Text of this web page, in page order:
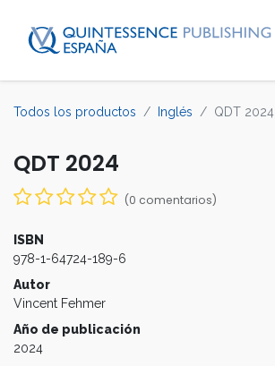
Todos los productos Inglés QDT 2024
QDT 2024
(0 comentarios)
ISBN
978-1-64724-189-6
Autor
Vincent Fehmer
Año de publicación
2024